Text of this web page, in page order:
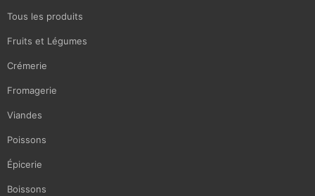
Tous les produits
Fruits et Légumes
Crémerie
Fromagerie
Viandes
Poissons
Épicerie
Boissons